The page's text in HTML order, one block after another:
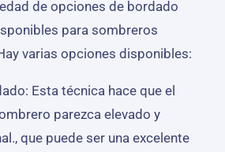
de opciones de bordado
para sombreros
varias opciones disponibles:
Esta técnica hace que el
parezca elevado y
que puede ser una excelente